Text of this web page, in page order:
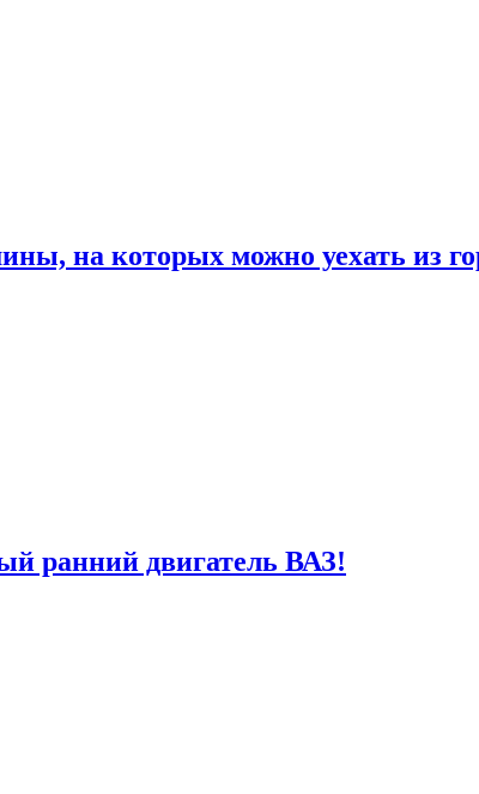
на которых можно уехать из
ранний двигатель ВАЗ!